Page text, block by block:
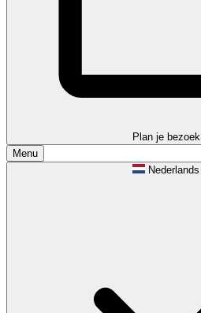
Plan je bezoek
Menu
Nederlands